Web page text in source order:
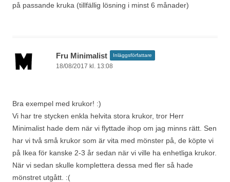
på passande kruka (tillfällig lösning i minst 6 månader)
Fru Minimalist Inläggsförfattare
18/08/2017 kl. 13:08
Bra exempel med krukor! :)
Vi har tre stycken enkla helvita stora krukor, tror Herr
Minimalist hade dem när vi flyttade ihop om jag minns rätt. Sen
har vi två små krukor som är vita med mönster på, de köpte vi
på Ikea för kanske 2-3 år sedan när vi ville ha enhetliga krukor.
När vi sedan skulle komplettera dessa med fler så hade
mönstret utgått. :(